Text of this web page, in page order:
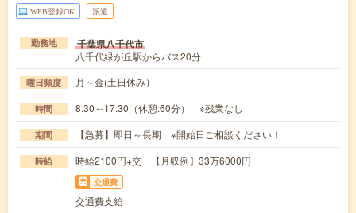
WEB登録OK 派遣
勤務地 千葉県八千代市
八千代緑が丘駅からバス20分
曜日頻度 月～金(土日休み）
時間 8:30～17:30（休憩:60分） ※残業なし
期間 【急募】即日～長期 ※開始日ご相談ください！
時給 時給2100円+交 【月収例】33万6000円
交通費
交通費支給